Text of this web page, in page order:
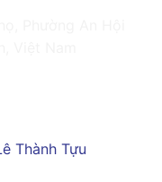
Thành Tựu